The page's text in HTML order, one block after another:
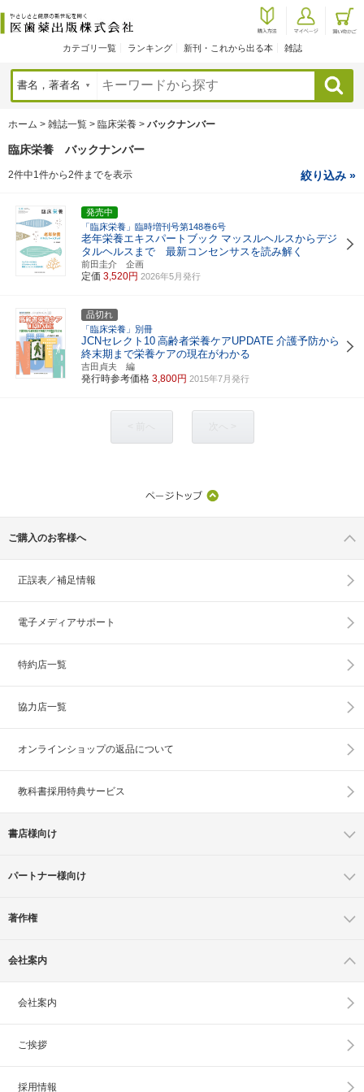
カテゴリ一覧 ランキング 新刊・これから出る本 雑誌
検索
ホーム > 雑誌一覧 > 臨床栄養 > バックナンバー
臨床栄養 バックナンバー
2件中1件から2件までを表示 絞り込み »
発売中
「臨床栄養」臨時増刊号第148巻6号
老年栄養エキスパートブック マッスルヘルスからデジ
タルヘルスまで 最新コンセンサスを読み解く
前田圭介 企画
定価 3,520円 2026年5月発行
品切れ
「臨床栄養」別冊
JCNセレクト10 高齢者栄養ケアUPDATE 介護予防から
終末期まで栄養ケアの現在がわかる
吉田貞夫 編
発行時参考価格 3,800円 2015年7月発行
ご購入のお客様へ
正誤表／補足情報
電子メディアサポート
特約店一覧
協力店一覧
オンラインショップの返品について
教科書採用特典サービス
書店様向け
パートナー様向け
著作権
会社案内
会社案内
ご挨拶
採用情報